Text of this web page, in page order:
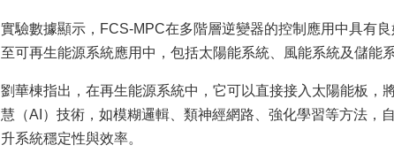
實驗數據顯示，FCS-MPC在多階層逆變器的控制應用中具有
至可再生能源系統應用中，包括太陽能系統、風能系統及儲能
劉華棟指出，在再生能源系統中，它可以直接接入太陽能板，
慧（AI）技術，如模糊邏輯、類神經網路、強化學習等方法，
升系統穩定性與效率。